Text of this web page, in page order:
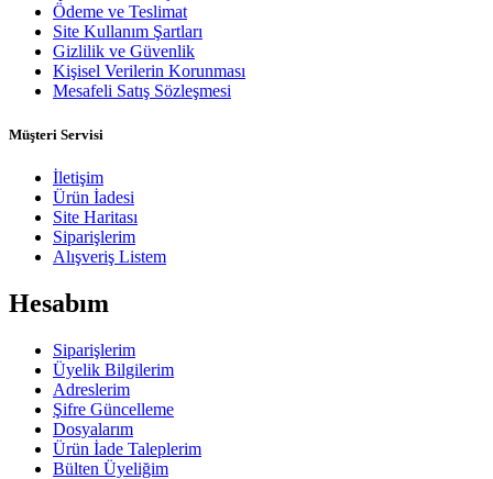
Ödeme ve Teslimat
Site Kullanım Şartları
Gizlilik ve Güvenlik
Kişisel Verilerin Korunması
Mesafeli Satış Sözleşmesi
Müşteri Servisi
İletişim
Ürün İadesi
Site Haritası
Siparişlerim
Alışveriş Listem
Hesabım
Siparişlerim
Üyelik Bilgilerim
Adreslerim
Şifre Güncelleme
Dosyalarım
Ürün İade Taleplerim
Bülten Üyeliğim